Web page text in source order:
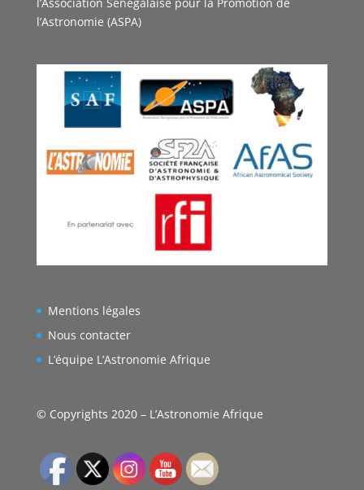
l’Astronomie (ASPA)
Mentions légales
Nous contacter
L’équipe L’Astronomie Afrique
© Copyrights 2020 – L’Astronomie Afrique